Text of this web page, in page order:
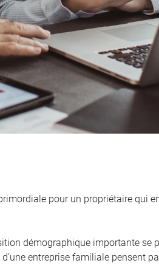
pour un propriétaire qui
démographique importante se
d’une entreprise familiale pensent